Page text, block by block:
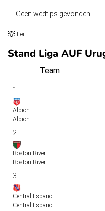
Geen wedtips gevonden
Feit
Stand Liga AUF
Team
1
Albion
Albion
2
Boston River
Boston River
3
Central Espanol
Central Espanol